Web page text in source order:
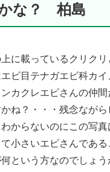
な？ 柏島
に載っているクリク
ビ目テナガエビ科カ
カクレエビさんの仲
ね？・・・残念なが
からないのにこの写
小さいエビさんであ
という方なのでしょ